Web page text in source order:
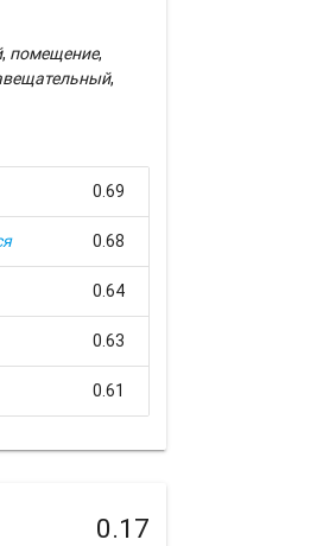
, помещение,
,
0.69
0.68
0.64
0.63
0.61
0.17